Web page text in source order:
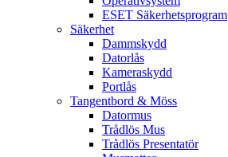
ESET Säkerhetsprogram
Säkerhet
Dammskydd
Datorlås
Kameraskydd
Portlås
Tangentbord & Möss
Datormus
Trådlös Mus
Trådlös Presentatör